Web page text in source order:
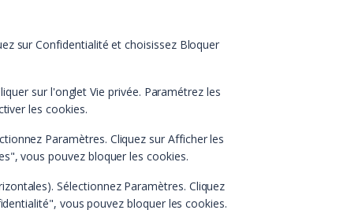
sur Confidentialité et choisissez Bloquer
sur l'onglet Vie privée. Paramétrez les
les cookies.
Paramètres. Cliquez sur Afficher les
vous pouvez bloquer les cookies.
Sélectionnez Paramètres. Cliquez
vous pouvez bloquer les cookies.